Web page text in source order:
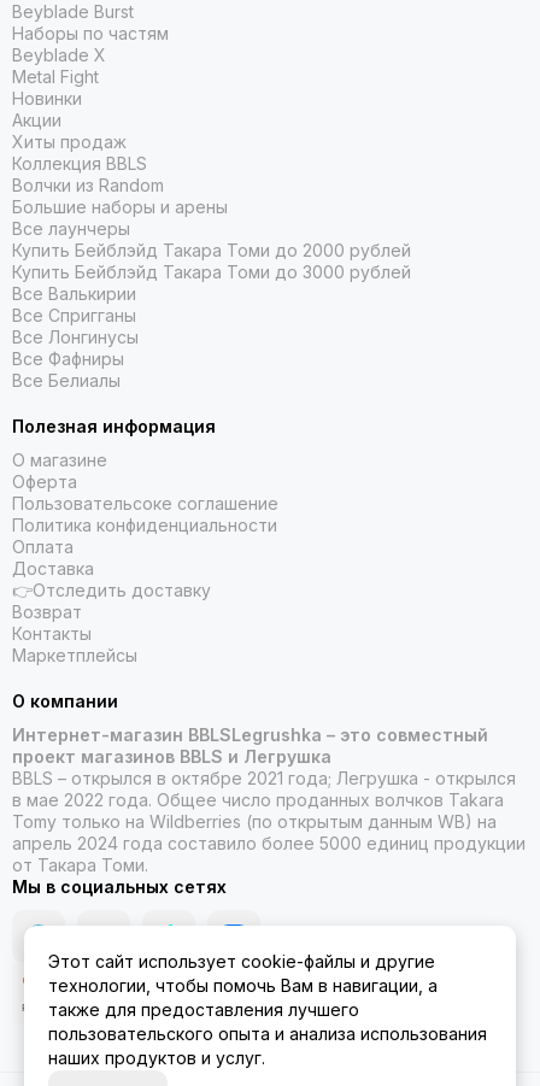
Beyblade Burst
Наборы по частям
Beyblade X
Metal Fight
Новинки
Акции
Хиты продаж
Коллекция BBLS
Волчки из Random
Большие наборы и арены
Все лаунчеры
Купить Бейблэйд Такара Томи до 2000 рублей
Купить Бейблэйд Такара Томи до 3000 рублей
Все Валькирии
Все Спригганы
Все Лонгинусы
Все Фафниры
Все Белиалы
Полезная информация
О магазине
Оферта
Пользовательсоке соглашение
Политика конфиденциальности
Оплата
Доставка
👉Отследить доставку
Возврат
Контакты
Маркетплейсы
О компании
Интернет-магазин BBLSLegrushka – это совместный
проект магазинов BBLS и Легрушка
BBLS – открылся в октябре 2021 года; Легрушка - открылся
в мае 2022 года. Общее число проданных волчков Takara
Tomy только на Wildberries (по открытым данным WB) на
апрель 2024 года составило более 5000 единиц продукции
от Такара Томи.
Мы в социальных сетях
Этот сайт использует cookie-файлы и другие
технологии, чтобы помочь Вам в навигации, а
также для предоставления лучшего
пользовательского опыта и анализа использования
наших продуктов и услуг.